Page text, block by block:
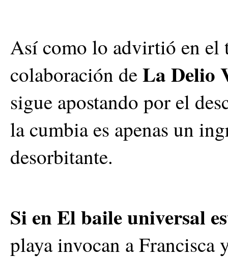
Así como lo advirtió en el
colaboración deLa Delio
sigue apostando por el
la cumbia es apenas un
desorbitante.
Si en El baile universal
playa invocan a Francisca